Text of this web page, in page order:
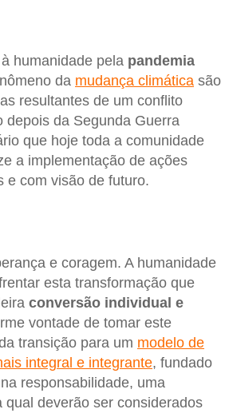
humanidade pela pandemia
da mudança climática são
resultantes de um conflito
depois da Segunda Guerra
que hoje toda a comunidade
a implementação de ações
e com visão de futuro.
e coragem. A humanidade
esta transformação que
conversão individual e
vontade de tomar este
transição para um modelo de
integral e integrante, fundado
responsabilidade, uma
qual deverão ser considerados